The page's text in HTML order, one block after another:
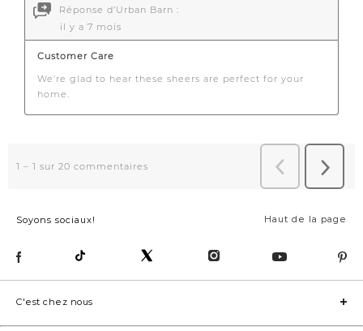
Haut de la page
Soyons sociaux!
C'est chez nous